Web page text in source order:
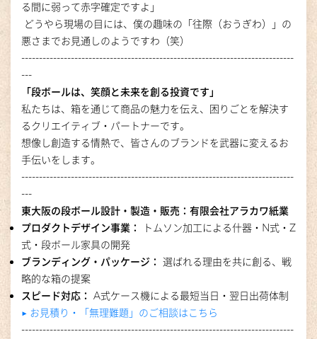
る間に弱って赤字確定ですよ」
どうやら現場の目には、僕の趣味の「往際（おうぎわ）」の
悪さまでお見通しのようですわ（笑）
-----------------------------------------------------------------------------
---
「段ボールは、笑顔と未来を創る投資です」
私たちは、箱を通じて商品の魅力を伝え、困りごとを解決す
るクリエイティブ・パートナーです。
想像し創造する情熱で、皆さんのブランドを武器に変えるお
手伝いをします。
-----------------------------------------------------------------------------
---
東大阪の段ボール設計・製造・販売：有限会社アラカワ紙業
プロダクトデザイン事業：
トムソン加工による什器・N式・Z
式・段ボール家具の開発
ブランディング・パッケージ： 選ばれる理由を共に創る、戦
略的な箱の提案
スピード対応： A式ケース機による最短当日・翌日出荷体制
▶︎ お見積り・「無理難題」のご相談はこちら
-----------------------------------------------------------------------------